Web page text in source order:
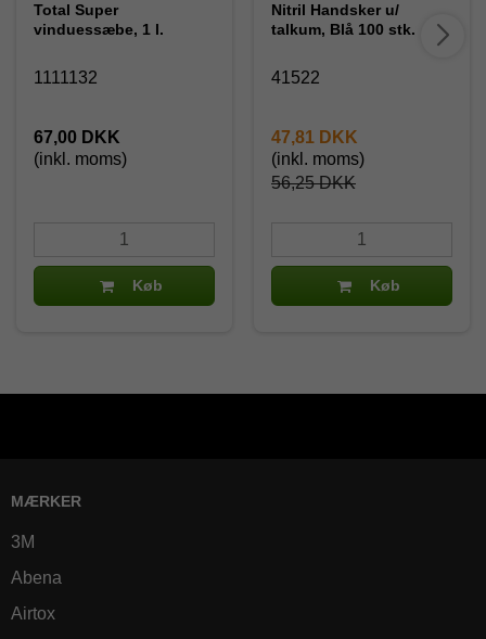
Total Super
vinduessæbe, 1 l.
1111132
67,00 DKK
(inkl. moms)
Køb
Nitril Handsker u/
talkum, Blå 100 stk.
41522
56,25 DKK
47,81 DKK
(inkl. moms)
Køb
MÆRKER
3M
Abena
Airtox